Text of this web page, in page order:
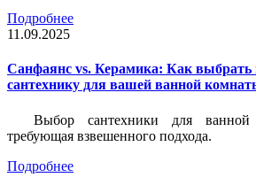
Подробнее
11.09.2025
Санфаянс vs. Керамика: Как выбрать
сантехнику для вашей ванной
Выбор сантехники для
требующая взвешенного подхода.
Подробнее